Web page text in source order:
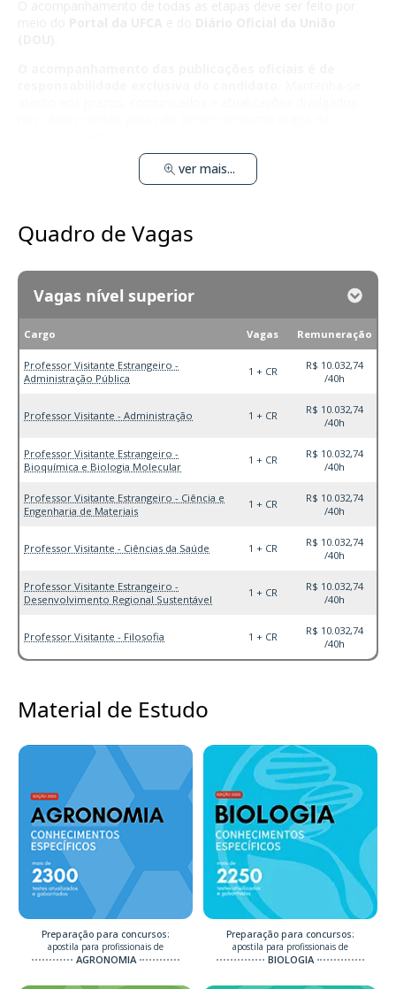
O acompanhamento de todas as etapas deve ser feito por
ver mais...
Quadro de Vagas
Vagas nível superior
Cargo Vagas Remuneração
Professor Visitante Estrangeiro -
Administração Pública
1 + CR
R$ 10.032,74
/40h
Professor Visitante - Administração 1 + CR
R$ 10.032,74
/40h
Professor Visitante Estrangeiro -
Bioquímica e Biologia Molecular
1 + CR
R$ 10.032,74
/40h
Professor Visitante Estrangeiro - Ciência e
Engenharia de Materiais
1 + CR
R$ 10.032,74
/40h
Professor Visitante - Ciências da Saúde 1 + CR
R$ 10.032,74
/40h
Professor Visitante Estrangeiro -
Desenvolvimento Regional Sustentável
1 + CR
R$ 10.032,74
/40h
Professor Visitante - Filosofia 1 + CR
R$ 10.032,74
/40h
Material de Estudo
Preparação para concursos:
apostila para profissionais de
AGRONOMIA
Preparação para concursos:
apostila para profissionais de
BIOLOGIA